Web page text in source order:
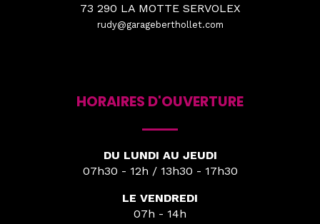
73 290 LA MOTTE SERVOLEX
rudy@garageberthollet.com
HORAIRES D'OUVERTURE
DU LUNDI AU JEUDI
07h30 - 12h / 13h30 - 17h30
LE VENDREDI
07h - 14h